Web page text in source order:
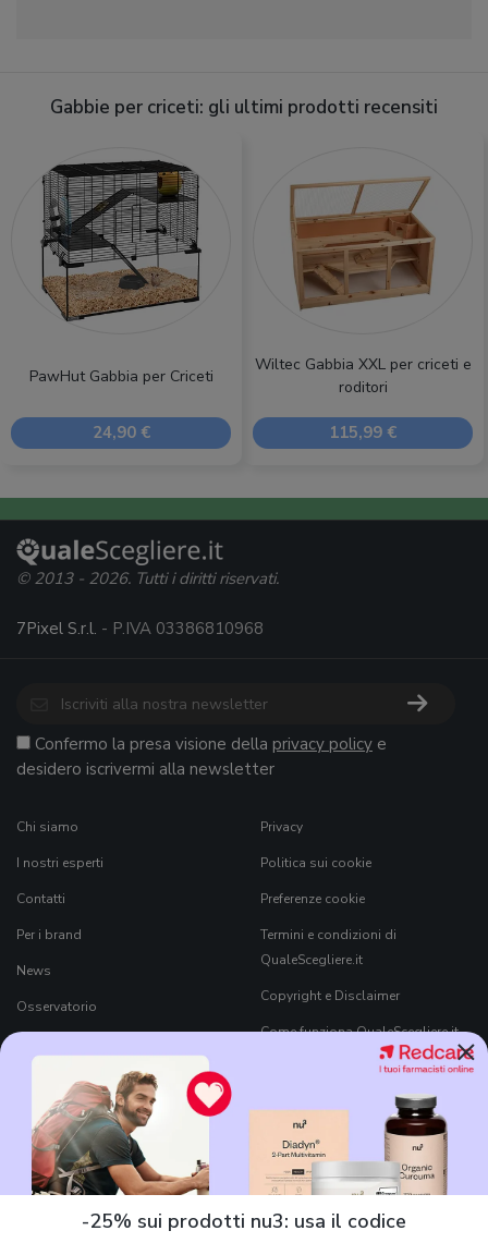
Gabbie per criceti: gli ultimi prodotti recensiti
PawHut Gabbia per Criceti
24,90 €
Wiltec Gabbia XXL per criceti e
roditori
115,99 €
×
-25% sui prodotti nu3: usa il codice
© 2013 - 2026. Tutti i diritti riservati.
7Pixel S.r.l. - P.IVA 03386810968
Confermo la presa visione della privacy policy e
desidero iscrivermi alla newsletter
Chi siamo
I nostri esperti
Contatti
Per i brand
News
Osservatorio
Black Friday 2026
Privacy
Politica sui cookie
Preferenze cookie
Termini e condizioni di
QualeScegliere.it
Copyright e Disclaimer
Come funziona QualeScegliere.it